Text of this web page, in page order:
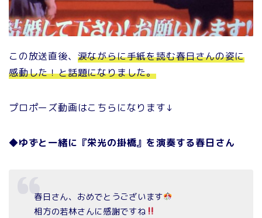
この放送直後、 涙ながらに手紙を読む春日さんの姿に
感動した！と話題になりました。
プロポーズ動画はこちらになります↓
◆ゆずと一緒に『栄光の掛橋』を演奏する春日さん
春日さん、おめでとうございます
相方の若林さんに感謝ですね